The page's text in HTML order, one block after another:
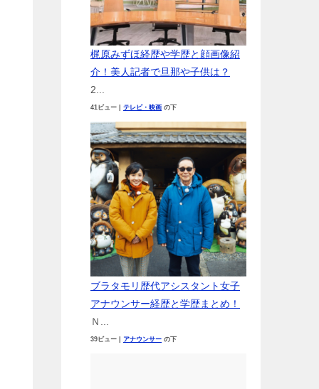
梶原みずほ経歴や学歴と顔画像紹
介！美人記者で旦那や子供は？
2...
41ビュー テレビ・映画 の下
ブラタモリ歴代アシスタント女子
アナウンサー経歴と学歴まとめ！
Ｎ...
39ビュー アナウンサー の下